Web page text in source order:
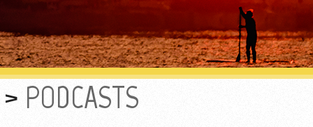
PODCASTS